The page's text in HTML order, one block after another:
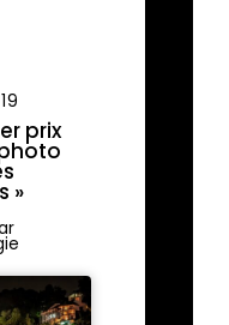
prix
»